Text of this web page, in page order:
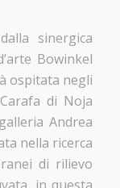
sinergica
Bowinkel
ospitata negli
di Noja
Andrea
nella ricerca
di rilievo